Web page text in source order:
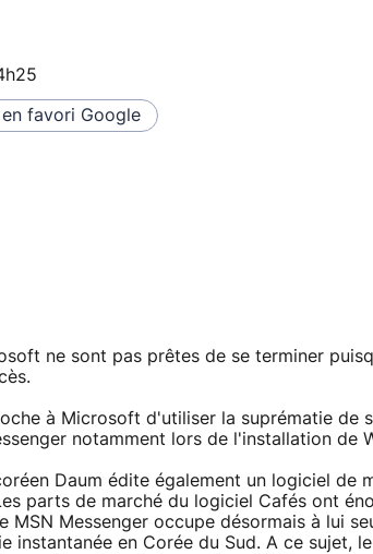
favori Google
ne sont pas prêtes de se terminer
à Microsoft d'utiliser la suprématie de
notamment lors de l'installation de
Daum édite également un logiciel de
parts de marché du logiciel Cafés ont
MSN Messenger occupe désormais à lui
instantanée en Corée du Sud. A ce sujet,